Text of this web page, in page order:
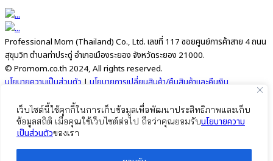
เว็บไซต์นี้ใช้คุกกี้ในการเก็บข้อมูลเพื่อพัฒนาประสิทธิภาพและเก็บ
ข้อมูลสถิติ เมื่อคุณใช้เว็บไซต์ต่อไป ถือว่าคุณยอมรับนโยบายความ
เป็นส่วนตัวของเรา
Professional Mom (Thailand) Co., Ltd. เลขที่ 117 ซอยศูนย์การค้าสาย 4 ถนน
สุขุมวิท ตำบลท่าประดู่ อำเภอเมืองระยอง จังหวัดระยอง 21000.
© Promom.co.th 2024, All rights reserved.
นโยบายความเป็นส่วนตัว | นโยบายการเปลี่ยนสินค้า/คืนสินค้าและคืนเงิน
อยากให้เราช่วยแนะนำไหมคะ?